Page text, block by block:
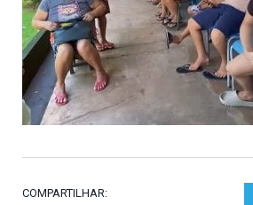
COMPARTILHAR: